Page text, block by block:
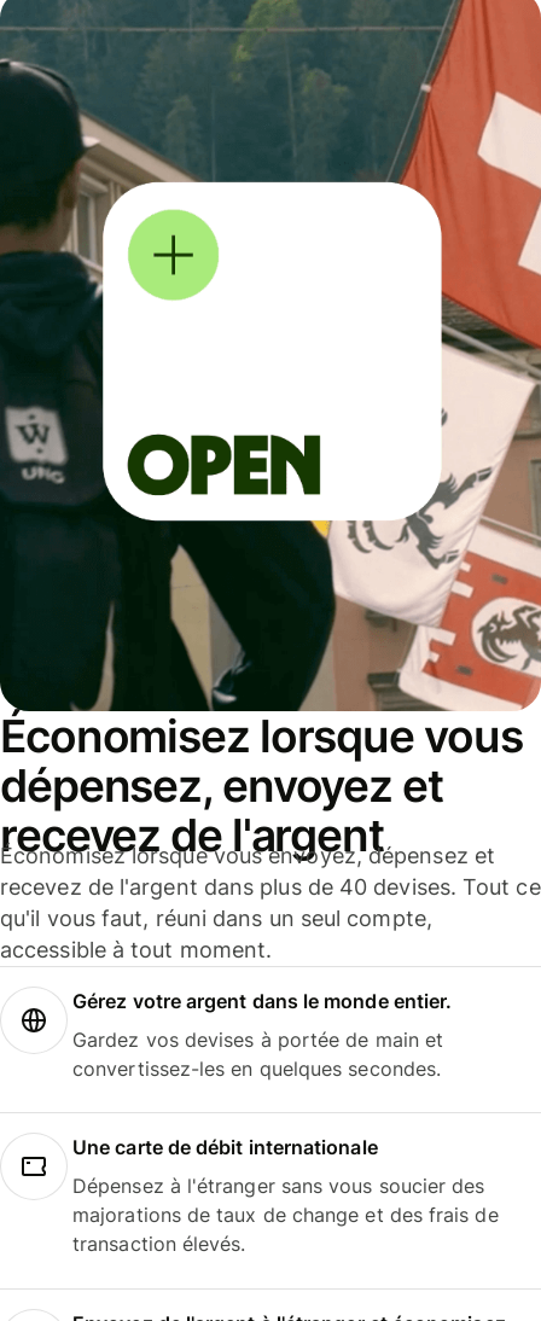
Économisez lorsque vous
dépensez, envoyez et
recevez de l'argent
Économisez lorsque vous envoyez, dépensez et
recevez de l'argent dans plus de 40 devises. Tout ce
qu'il vous faut, réuni dans un seul compte,
accessible à tout moment.
Gérez votre argent dans le monde entier.
Gardez vos devises à portée de main et
convertissez-les en quelques secondes.
Une carte de débit internationale
Dépensez à l'étranger sans vous soucier des
majorations de taux de change et des frais de
transaction élevés.